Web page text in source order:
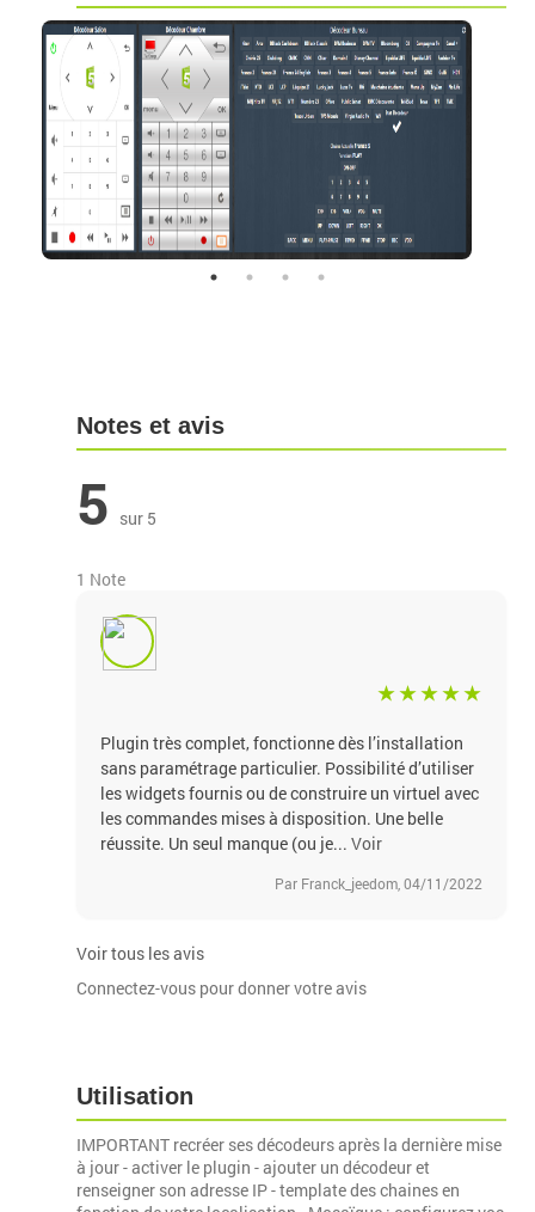
Notes et avis
5 sur 5
1 Note
Plugin très complet, fonctionne dès l’installation
sans paramétrage particulier. Possibilité d’utiliser
les widgets fournis ou de construire un virtuel avec
les commandes mises à disposition. Une belle
réussite. Un seul manque (ou je...Voir
Par Franck_jeedom, 04/11/2022
Voir tous les avis
Connectez-vous pour donner votre avis
Utilisation
IMPORTANT recréer ses décodeurs après la dernière mise
à jour - activer le plugin - ajouter un décodeur et
renseigner son adresse IP - template des chaines en